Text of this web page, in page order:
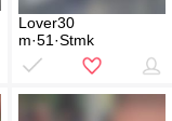
Lover30
m·51·Stmk